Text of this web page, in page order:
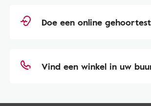
Doe een online gehoortest
Vind een winkel in uw